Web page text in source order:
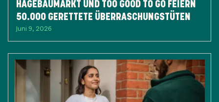
HAGEBAUMARKT UND TOO GOOD TO GO FEIERN
50.000 GERETTETE ÜBERRASCHUNGSTÜTEN
Juni 9, 2026